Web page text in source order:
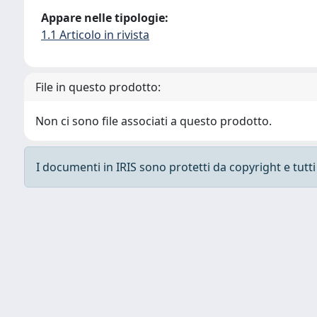
Appare nelle tipologie:
1.1 Articolo in rivista
File in questo prodotto:
Non ci sono file associati a questo prodotto.
I documenti in IRIS sono protetti da copyright e